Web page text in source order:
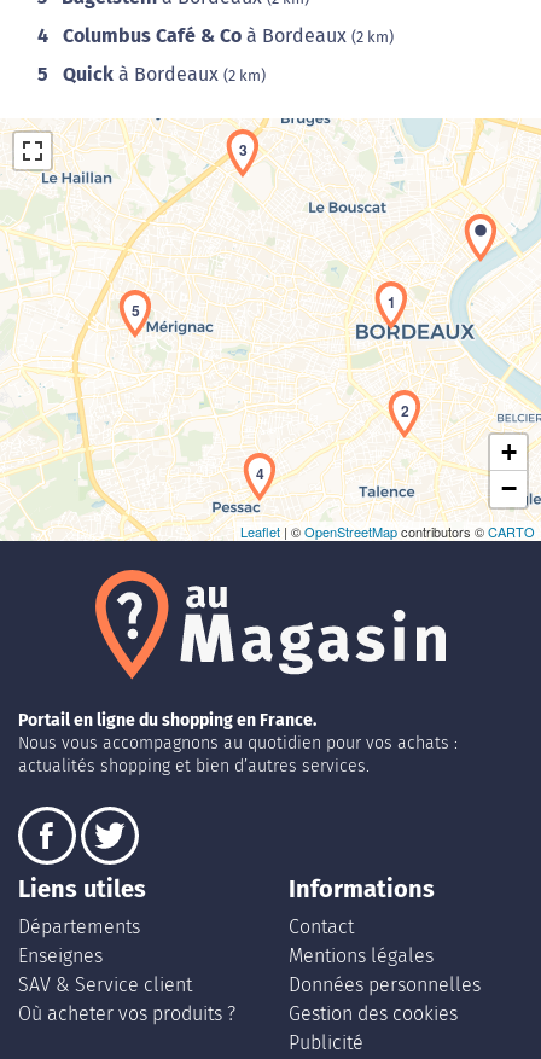
4 Columbus Café & Co à Bordeaux (2 km)
5 Quick à Bordeaux (2 km)
Chargement de la carte en cours...
1
2
3
4
5
+
−
Leaflet | ©OpenStreetMapcontributors ©CARTO
Portail en ligne du shopping en France.
Nous vous accompagnons au quotidien pour vos achats :
actualités shopping et bien d’autres services.
Liens utiles
Départements
Enseignes
SAV & Service client
Où acheter vos produits ?
Informations
Contact
Mentions légales
Données personnelles
Gestion des cookies
Publicité